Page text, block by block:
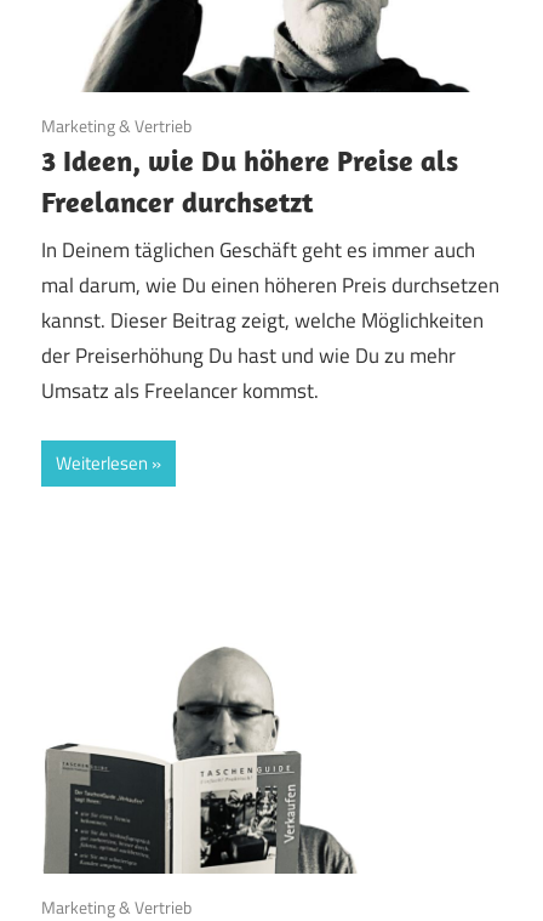
22. April 2024
Marketing & Vertrieb
3 Ideen, wie Du höhere Preise als
Freelancer durchsetzt
In Deinem täglichen Geschäft geht es immer auch
mal darum, wie Du einen höheren Preis durchsetzen
kannst. Dieser Beitrag zeigt, welche Möglichkeiten
der Preiserhöhung Du hast und wie Du zu mehr
Umsatz als Freelancer kommst.
Weiterlesen
8. August 2023
Marketing & Vertrieb